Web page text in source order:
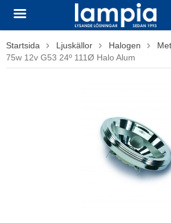
Startsida Ljuskällor Halogen
75w 12v G53 24º 111Ø Halo Alum